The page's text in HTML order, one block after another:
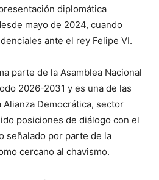
diplomática
mayo de 2024, cuando
ante el rey Felipe VI.
parte de la Asamblea Nacional
2026-2031 y es una de las
Democrática, sector
posiciones de diálogo con el
señalado por parte de la
cercano al chavismo.